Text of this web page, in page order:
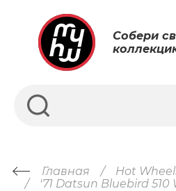
Собери
Главная
Hot
'71 Datsun Bluebird 510